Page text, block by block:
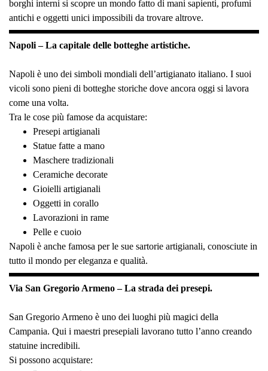
borghi interni si scopre un mondo fatto di mani sapienti, profumi
antichi e oggetti unici impossibili da trovare altrove.
Napoli – La capitale delle botteghe artistiche.
Napoli è uno dei simboli mondiali dell’artigianato italiano. I suoi
vicoli sono pieni di botteghe storiche dove ancora oggi si lavora
come una volta.
Tra le cose più famose da acquistare:
Presepi artigianali
Statue fatte a mano
Maschere tradizionali
Ceramiche decorate
Gioielli artigianali
Oggetti in corallo
Lavorazioni in rame
Pelle e cuoio
Napoli è anche famosa per le sue sartorie artigianali, conosciute in
tutto il mondo per eleganza e qualità.
Via San Gregorio Armeno – La strada dei presepi.
San Gregorio Armeno è uno dei luoghi più magici della
Campania. Qui i maestri presepiali lavorano tutto l’anno creando
statuine incredibili.
Si possono acquistare: